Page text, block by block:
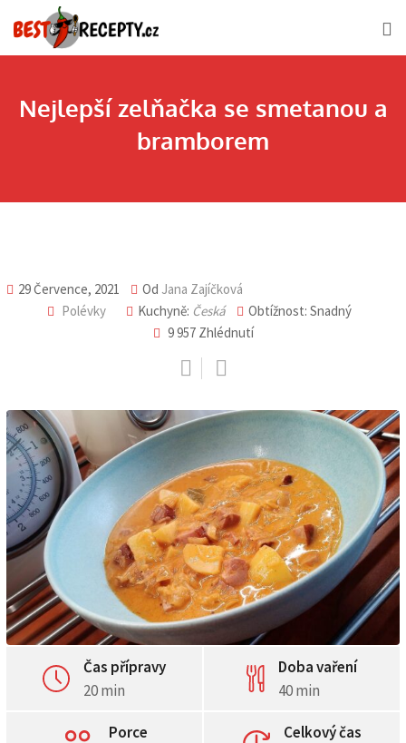
to
Nejlepší zelňačka se smetanou a
bramborem
29 Července, 2021 Od Jana Zajíčková
Polévky
Kuchyně: Česká
Obtížnost: Snadný
9 957 Zhlédnutí
Čas přípravy
20 min
Doba vaření
40 min
Porce
Celkový čas